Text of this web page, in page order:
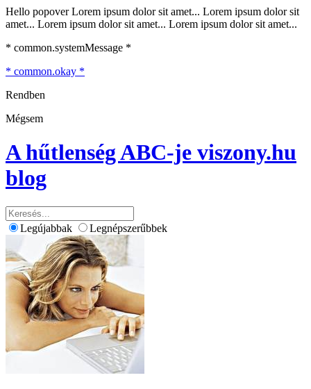
Hello popover Lorem ipsum dolor sit amet... Lorem ipsum dolor sit
amet... Lorem ipsum dolor sit amet... Lorem ipsum dolor sit amet...
* common.systemMessage *
* common.okay *
Rendben
Mégsem
A hűtlenség ABC-je viszony.hu
blog
Legújabbak Legnépszerűbbek